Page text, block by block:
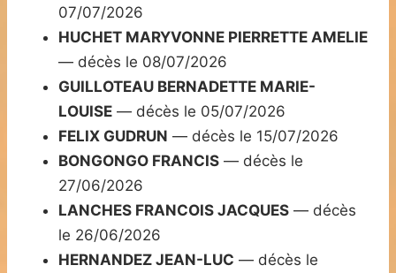
07/07/2026
HUCHET MARYVONNE PIERRETTE AMELIE
— décès le 08/07/2026
GUILLOTEAU BERNADETTE MARIE-
LOUISE — décès le 05/07/2026
FELIX GUDRUN — décès le 15/07/2026
BONGONGO FRANCIS — décès le
27/06/2026
LANCHES FRANCOIS JACQUES — décès
le 26/06/2026
HERNANDEZ JEAN-LUC — décès le